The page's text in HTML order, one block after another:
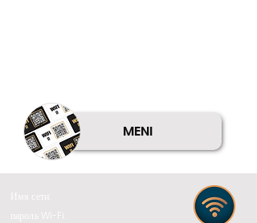
MENI
Имя сети:
пароль Wi-Fi: